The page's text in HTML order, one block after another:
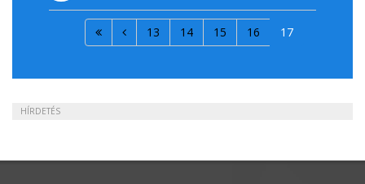
13 14 15 16 17
HÍRDETÉS